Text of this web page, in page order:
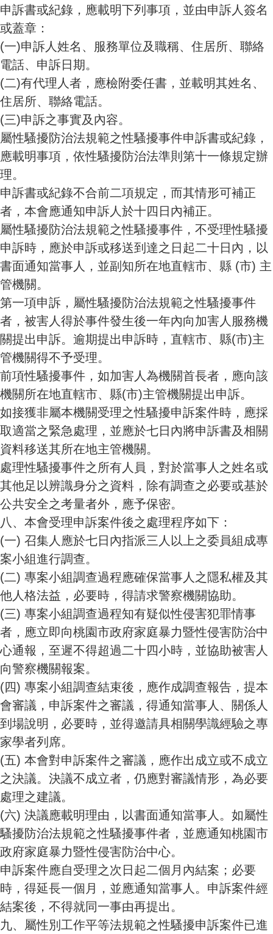
申訴書或紀錄，應載明下列事項，並由申訴人簽名
或蓋章：
(一)申訴人姓名、服務單位及職稱、住居所、聯絡
電話、申訴日期。
(二)有代理人者，應檢附委任書，並載明其姓名、
住居所、聯絡電話。
(三)申訴之事實及內容。
屬性騷擾防治法規範之性騷擾事件申訴書或紀錄，
應載明事項，依性騷擾防治法準則第十一條規定辦
理。
申訴書或紀錄不合前二項規定，而其情形可補正
者，本會應通知申訴人於十四日內補正。
屬性騷擾防治法規範之性騷擾事件，不受理性騷擾
申訴時，應於申訴或移送到達之日起二十日內，以
書面通知當事人，並副知所在地直轄市、縣 (市) 主
管機關。
第一項申訴，屬性騷擾防治法規範之性騷擾事件
者，被害人得於事件發生後一年內向加害人服務機
關提出申訴。逾期提出申訴時，直轄市、縣(市)主
管機關得不予受理。
前項性騷擾事件，如加害人為機關首長者，應向該
機關所在地直轄市、縣(市)主管機關提出申訴。
如接獲非屬本機關受理之性騷擾申訴案件時，應採
取適當之緊急處理，並應於七日內將申訴書及相關
資料移送其所在地主管機關。
處理性騷擾事件之所有人員，對於當事人之姓名或
其他足以辨識身分之資料，除有調查之必要或基於
公共安全之考量者外，應予保密。
八、本會受理申訴案件後之處理程序如下：
(一) 召集人應於七日內指派三人以上之委員組成專
案小組進行調查。
(二) 專案小組調查過程應確保當事人之隱私權及其
他人格法益，必要時，得請求警察機關協助。
(三) 專案小組調查過程知有疑似性侵害犯罪情事
者，應立即向桃園市政府家庭暴力暨性侵害防治中
心通報，至遲不得超過二十四小時，並協助被害人
向警察機關報案。
(四) 專案小組調查結束後，應作成調查報告，提本
會審議，申訴案件之審議，得通知當事人、關係人
到場說明，必要時，並得邀請具相關學識經驗之專
家學者列席。
(五) 本會對申訴案件之審議，應作出成立或不成立
之決議。決議不成立者，仍應對審議情形，為必要
處理之建議。
(六) 決議應載明理由，以書面通知當事人。如屬性
騷擾防治法規範之性騷擾事件者，並應通知桃園市
政府家庭暴力暨性侵害防治中心。
申訴案件應自受理之次日起二個月內結案；必要
時，得延長一個月，並應通知當事人。申訴案件經
結案後，不得就同一事由再提出。
九、屬性別工作平等法規範之性騷擾申訴案件已進